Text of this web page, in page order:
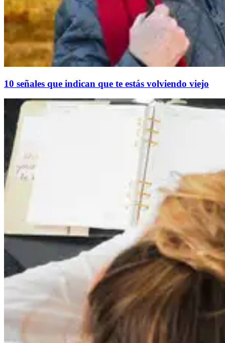
10 señales que indican que te estás volviendo viejo